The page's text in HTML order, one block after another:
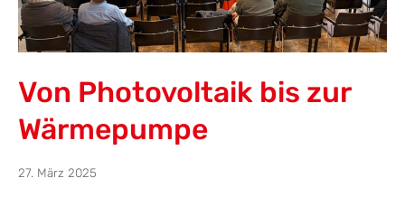
Von Photovoltaik bis zur
Wärmepumpe
27. März 2025